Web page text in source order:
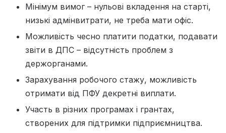
Мінімум вимог – нульові вкладення на старті,
низькі адмінвитрати, не треба мати офіс.
Можливість чесно платити податки, подавати
звіти в ДПС – відсутність проблем з
держорганами.
Зарахування робочого стажу, можливість
отримати від ПФУ декретні виплати.
Участь в різних програмах і грантах,
створених для підтримки підприємництва.